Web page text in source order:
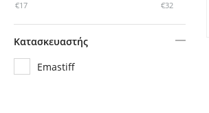
€17 €32
Κατασκευαστής
Emastiff